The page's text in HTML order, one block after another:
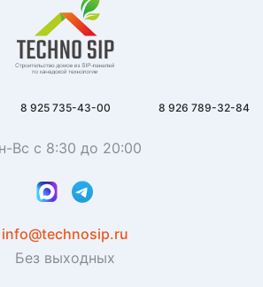
8 925 735-43-00 8 926 789-32-84
Вс с 8:30 до 20:00
info@technosip.ru
Без выходных